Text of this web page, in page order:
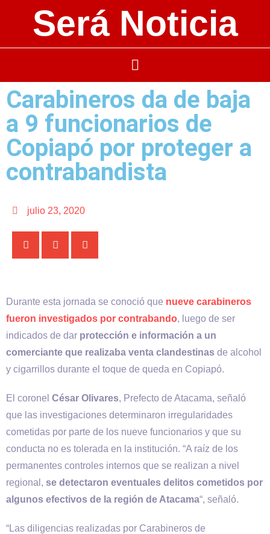
Será Noticia
Carabineros da de baja
a 9 funcionarios de
Copiapó por proteger a
contrabandista
julio 23, 2020
Durante esta jornada se conoció que nueve carabineros
fueron investigados por contrabando, luego de ser
indicados de dar protección e información a un
comerciante que realizaba venta clandestinas de alcohol
y cigarrillos durante el toque de queda en Copiapó.
El coronel César Olivares, Prefecto de Atacama, señaló
que las investigaciones determinaron irregularidades
cometidas por parte de los nueve funcionarios y que su
conducta no es tolerada en la institución. “A raíz de los
permanentes controles internos que se realizan a nivel
regional, se detectaron eventuales delitos cometidos por
algunos efectivos de la región de Atacama“, señaló.
“Las diligencias realizadas por Carabineros de